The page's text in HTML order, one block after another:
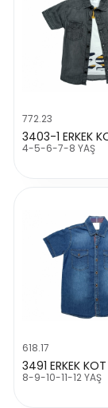
772.23
4-5-6-7-8 YAŞ
618.17
8-9-10-11-12 YAŞ